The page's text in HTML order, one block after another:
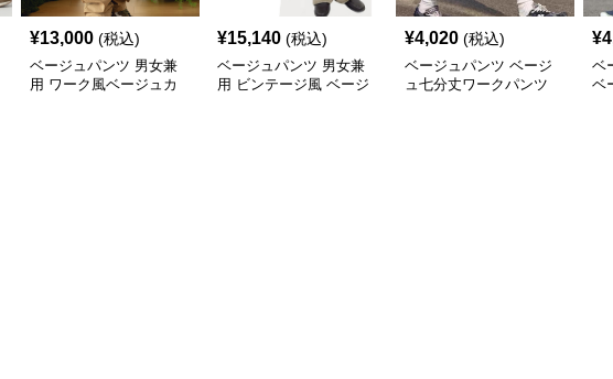
¥13,000 (税込)
ベージュパンツ 男女兼
用 ワーク風ベージュカ
¥15,140 (税込)
ベージュパンツ 男女兼
用 ビンテージ風 ベージ
¥4,020 (税込)
ベージュパンツ ベージ
ュ七分丈ワークパンツ
¥
ベ
ベ